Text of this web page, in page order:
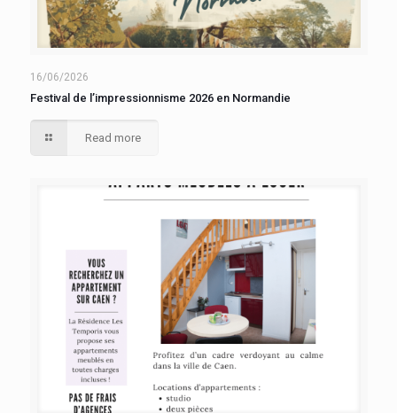
16/06/2026
Festival de l’impressionnisme 2026 en Normandie
Read more